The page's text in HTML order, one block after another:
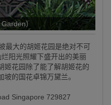
）
最大的胡姬花园是绝对不可
阳光照耀下盛开出的美丽
姬花园除了能了解胡姬花的
坡的国花卓锦万黛兰。
Singapore 729827